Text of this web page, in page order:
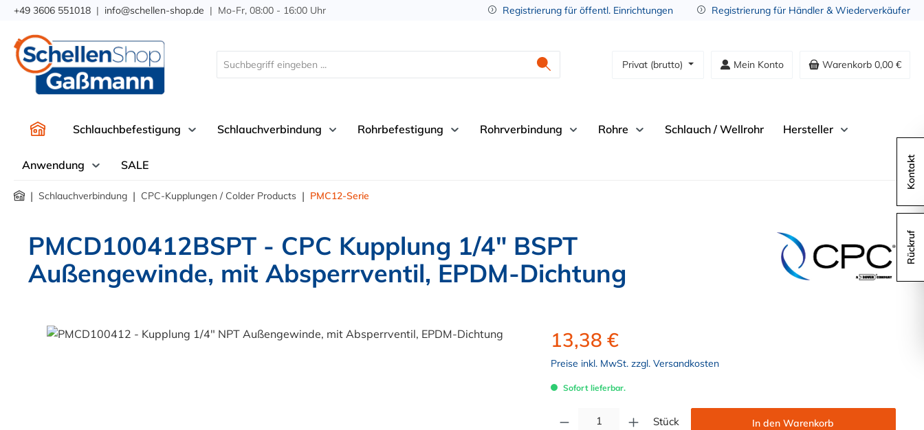
Zur Hauptnavigation springen
+49 3606 551018 | info@schellen-shop.de | Mo-Fr, 08:00 - 16:00 Uhr Registrierung für öffentl. Einrichtungen Registrierung für Händler & Wiederverkäufer
Privat (brutto) Mein Konto Warenkorb 0,00 €
Schlauchbefestigung Schlauchverbindung Rohrbefestigung Rohrverbindung Rohre Schlauch / Wellrohr Hersteller
Anwendung SALE
| Schlauchverbindung | CPC-Kupplungen / Colder Products | PMC12-Serie
PMCD100412BSPT - CPC Kupplung 1/4" BSPT
Außengewinde, mit Absperrventil, EPDM-Dichtung
Bildergalerie überspringen 13,38 €
Preise inkl. MwSt. zzgl. Versandkosten
Sofort lieferbar.
Stück In den Warenkorb
Kontakt
Rückruf